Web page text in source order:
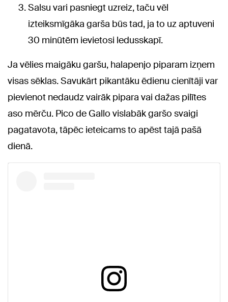
Salsu vari pasniegt uzreiz, taču vēl
izteiksmīgāka garša būs tad, ja to uz aptuveni
30 minūtēm ievietosi ledusskapī.
Ja vēlies maigāku garšu, halapenjo piparam izņem
visas sēklas. Savukārt pikantāku ēdienu cienītāji var
pievienot nedaudz vairāk pipara vai dažas pilītes
aso mērču. Pico de Gallo vislabāk garšo svaigi
pagatavota, tāpēc ieteicams to apēst tajā pašā
dienā.